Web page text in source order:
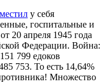
у себя
госпитальные и
20 апреля 1945 года
Федерации. Война:
799 едоков
753. То есть 14,64%
Множество